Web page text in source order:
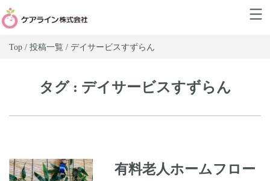
Top / 投稿一覧 / デイサービスすずらん
タグ : デイサービスすずらん
有料老人ホームフロー